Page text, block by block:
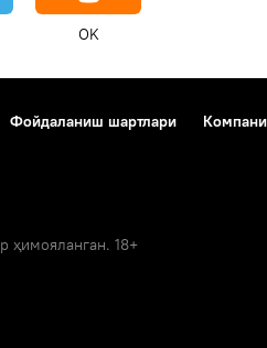
OK
Фойдаланиш шартлари
ҳимояланган. 18+